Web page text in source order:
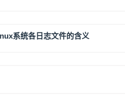
系统各日志文件的含义